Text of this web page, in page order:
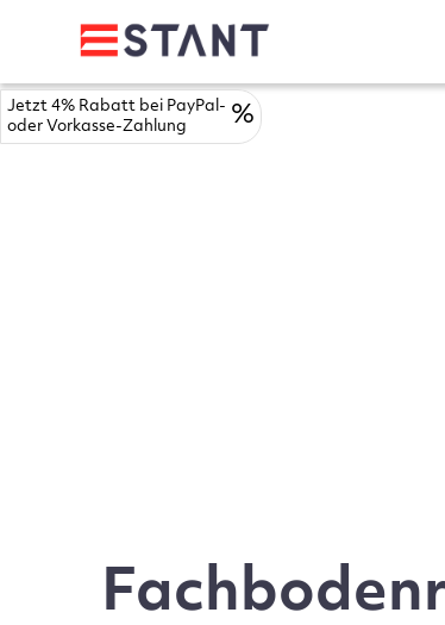
Jetzt 4% Rabatt bei PayPal-
oder Vorkasse-Zahlung
%